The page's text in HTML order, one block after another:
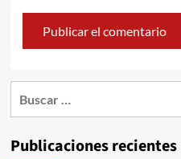
Publicaciones recientes